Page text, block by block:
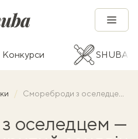
Конкурси SHUBA
Смореброди з оселедцем — данський відкритий сендвіч
оселедцем —